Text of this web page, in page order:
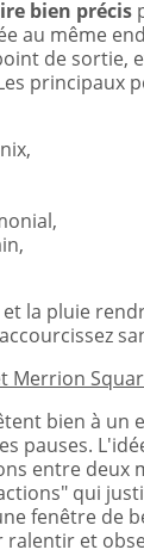
bien précis
au même
de sortie,
principaux
et la pluie
Merrion
bien à un
pauses.
entre deux
qui
fenêtre de
et